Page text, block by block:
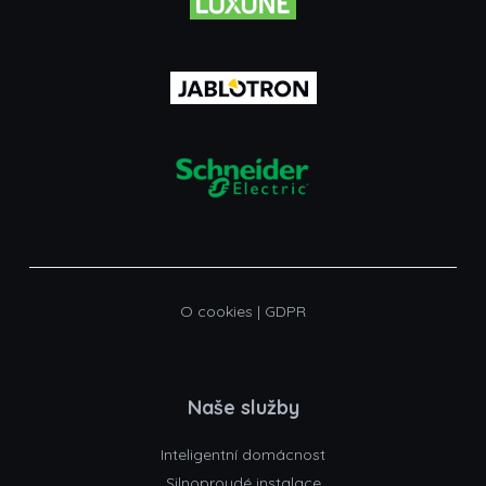
O cookies | GDPR
Naše služby
Inteligentní domácnost